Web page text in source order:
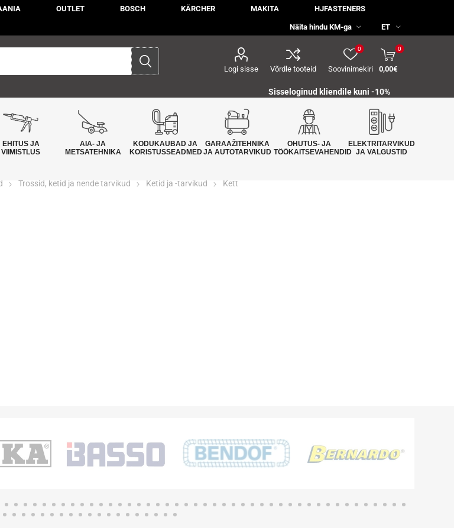
OUTLET BOSCH KÄRCHER MAKITA HJFASTENERS
Logi sisse Võrdle tooteid Soovinimekiri
0 0
0,00€
Sisseloginud kliendile kuni -10%
EHITUS JA
VIIMISTLUS
AIA- JA
METSATEHNIKA
KODUKAUBAD JA
KORISTUSSEADMED
GARAAŽITEHNIKA
JA AUTOTARVIKUD
OHUTUS- JA
TÖÖKAITSEVAHENDID
ELEKTRITARVIKUD
JA VALGUSTID
Trossid, ketid ja nende tarvikud Ketid ja -tarvikud Kett